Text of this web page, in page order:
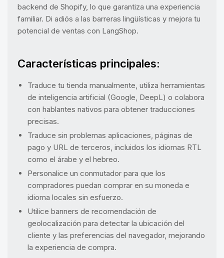
backend de Shopify, lo que garantiza una experiencia
familiar. Di adiós a las barreras lingüísticas y mejora tu
potencial de ventas con LangShop.
Características principales:
Traduce tu tienda manualmente, utiliza herramientas
de inteligencia artificial (Google, DeepL) o colabora
con hablantes nativos para obtener traducciones
precisas.
Traduce sin problemas aplicaciones, páginas de
pago y URL de terceros, incluidos los idiomas RTL
como el árabe y el hebreo.
Personalice un conmutador para que los
compradores puedan comprar en su moneda e
idioma locales sin esfuerzo.
Utilice banners de recomendación de
geolocalización para detectar la ubicación del
cliente y las preferencias del navegador, mejorando
la experiencia de compra.